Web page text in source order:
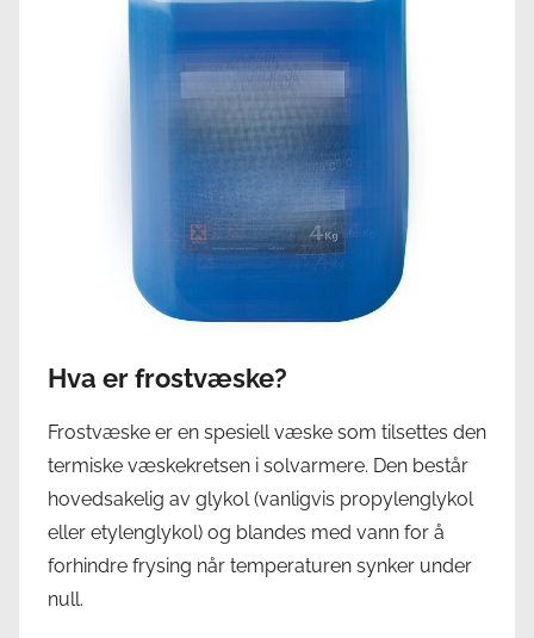
Hva er frostvæske?
Frostvæske er en spesiell væske som tilsettes den
termiske væskekretsen i solvarmere. Den består
hovedsakelig av glykol (vanligvis propylenglykol
eller etylenglykol) og blandes med vann for å
forhindre frysing når temperaturen synker under
null.